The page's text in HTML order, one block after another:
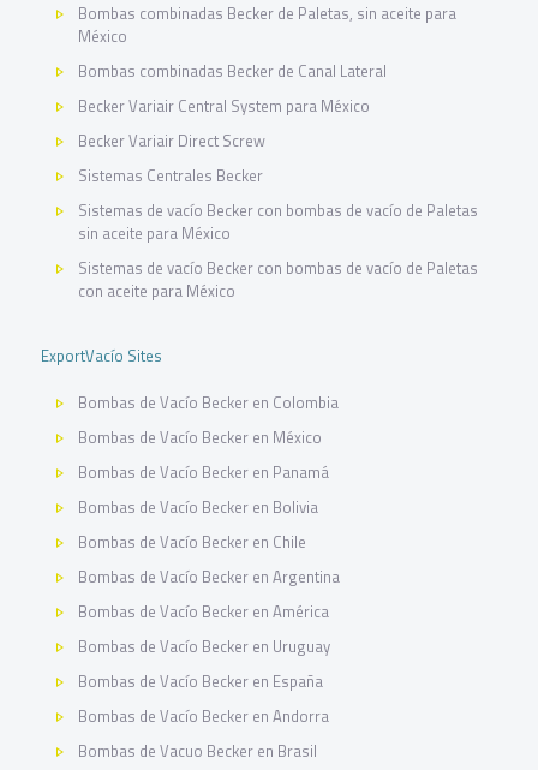
Bombas combinadas Becker de Paletas, sin aceite para
México
Bombas combinadas Becker de Canal Lateral
Becker Variair Central System para México
Becker Variair Direct Screw
Sistemas Centrales Becker
Sistemas de vacío Becker con bombas de vacío de Paletas
sin aceite para México
Sistemas de vacío Becker con bombas de vacío de Paletas
con aceite para México
ExportVacío Sites
Bombas de Vacío Becker en Colombia
Bombas de Vacío Becker en México
Bombas de Vacío Becker en Panamá
Bombas de Vacío Becker en Bolivia
Bombas de Vacío Becker en Chile
Bombas de Vacío Becker en Argentina
Bombas de Vacío Becker en América
Bombas de Vacío Becker en Uruguay
Bombas de Vacío Becker en España
Bombas de Vacío Becker en Andorra
Bombas de Vacuo Becker en Brasil